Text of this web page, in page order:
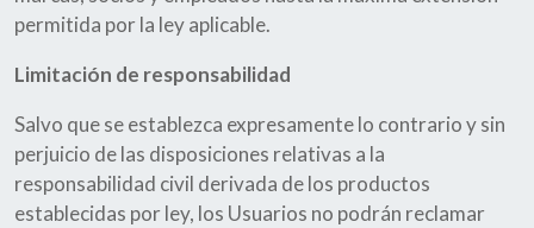
permitida por la ley aplicable.
Limitación de responsabilidad
Salvo que se establezca expresamente lo contrario y sin
perjuicio de las disposiciones relativas a la
responsabilidad civil derivada de los productos
establecidas por ley, los Usuarios no podrán reclamar